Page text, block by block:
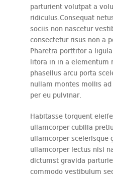
parturient volutpat a
ridiculus.Consequat
sociis non nascetur
consectetur risus non a
Pharetra porttitor a
litora in in a elementum
phasellus arcu porta
nullam montes mollis
per eu pulvinar.
Habitasse torquent
ullamcorper cubilia
ullamcorper scelerisque
ullamcorper lectus nisi
dictumst gravida
commodo vestibulum